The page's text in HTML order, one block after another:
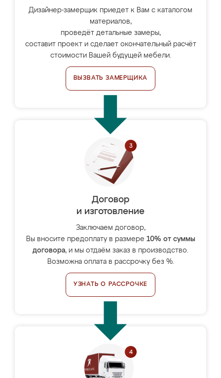
Дизайнер-замерщик приедет к Вам с каталогом
материалов,
проведёт детальные замеры,
составит проект и сделает окончательный расчёт
стоимости Вашей будущей мебели.
ВЫЗВАТЬ ЗАМЕРЩИКА
Договор
и изготовление
Заключаем договор,
Вы вносите предоплату в размере 10% от суммы
договора, и мы отдаём заказ в производство.
Возможна оплата в рассрочку без %.
УЗНАТЬ О РАССРОЧКЕ